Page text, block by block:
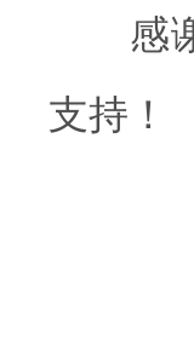
感谢
支持！